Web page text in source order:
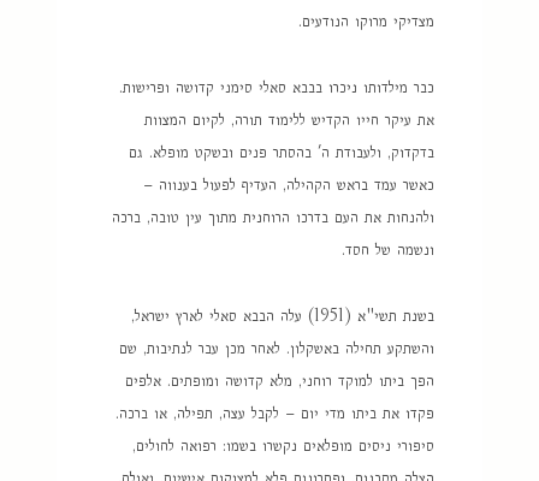
מצדיקי מרוקו הנודעים.
כבר מילדותו ניכרו בבבא סאלי סימני קדושה ופרישות.
את עיקר חייו הקדיש ללימוד תורה, לקיום המצוות
בדקדוק, ולעבודת ה' בהסתר פנים ובשקט מופלא. גם
כאשר עמד בראש הקהילה, העדיף לפעול בענווה –
ולהנחות את העם בדרכו הרוחנית מתוך עין טובה, ברכה
ונשמה של חסד.
בשנת תשי"א (1951) עלה הבבא סאלי לארץ ישראל,
והשתקע תחילה באשקלון. לאחר מכן עבר לנתיבות, שם
הפך ביתו למוקד רוחני, מלא קדושה ומופתים. אלפים
פקדו את ביתו מדי יום – לקבל עצה, תפילה, או ברכה.
סיפורי ניסים מופלאים נקשרו בשמו: רפואה לחולים,